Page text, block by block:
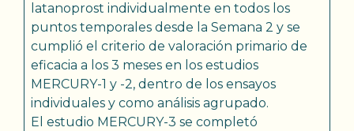
latanoprost individualmente en todos los
puntos temporales desde la Semana 2 y se
cumplió el criterio de valoración primario de
eficacia a los 3 meses en los estudios
MERCURY-1 y -2, dentro de los ensayos
individuales y como análisis agrupado.
El estudio MERCURY-3 se completó